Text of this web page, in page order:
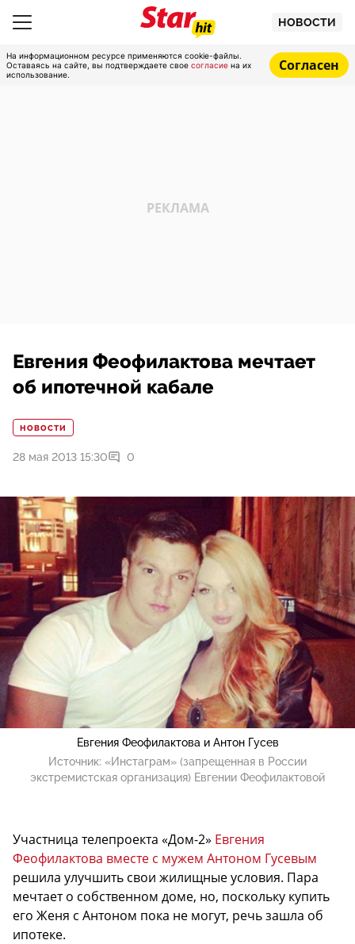
НОВОСТИ
На информационном ресурсе применяются cookie-файлы.
Оставаясь на сайте, вы подтверждаете свое согласие на их
использование.
Согласен
Евгения Феофилактова мечтает
об ипотечной кабале
НОВОСТИ
28 мая 2013 15:30 0
Евгения Феофилактова и Антон Гусев
Источник: «Инстаграм» (запрещенная в России
экстремистская организация) Евгении Феофилактовой
Участница телепроекта «Дом-2» Евгения
Феофилактова вместе с мужем Антоном Гусевым
решила улучшить свои жилищные условия. Пара
мечтает о собственном доме, но, поскольку купить
его Женя с Антоном пока не могут, речь зашла об
ипотеке.